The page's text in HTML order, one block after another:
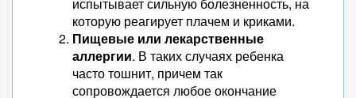
которую реагирует плачем и криками.
Пищевые или лекарственные
аллергии. В таких случаях ребенка
часто тошнит, причем так
сопровождается любое окончание